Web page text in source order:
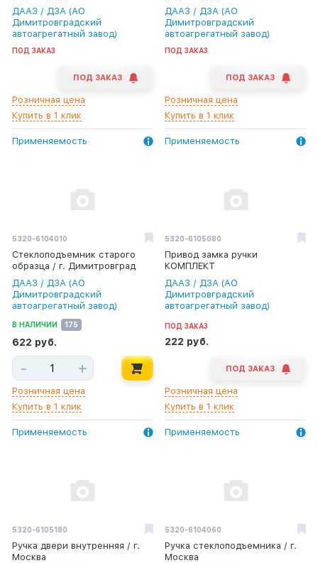
ДААЗ / ДЗА (АО
Димитровградский
автоагрегатный завод)
ПОД ЗАКАЗ
Розничная цена
Купить в 1 клик
ПОД ЗАКАЗ
Применяемость
ДААЗ / ДЗА (АО
Димитровградский
автоагрегатный завод)
ПОД ЗАКАЗ
Розничная цена
Купить в 1 клик
ПОД ЗАКАЗ
Применяемость
5320-6104010
Стеклоподъемник старого
образца / г. Димитровград
ДААЗ / ДЗА (АО
Димитровградский
автоагрегатный завод)
В НАЛИЧИИ 175
622 руб.
Розничная цена
Купить в 1 клик
- +
Применяемость
5320-6105080
Привод замка ручки
КОМПЛЕКТ
ДААЗ / ДЗА (АО
Димитровградский
автоагрегатный завод)
ПОД ЗАКАЗ
222 руб.
Розничная цена
Купить в 1 клик
ПОД ЗАКАЗ
Применяемость
5320-6105180
Ручка двери внутренняя / г.
Москва
5320-6104060
Ручка стеклоподъемника / г.
Москва